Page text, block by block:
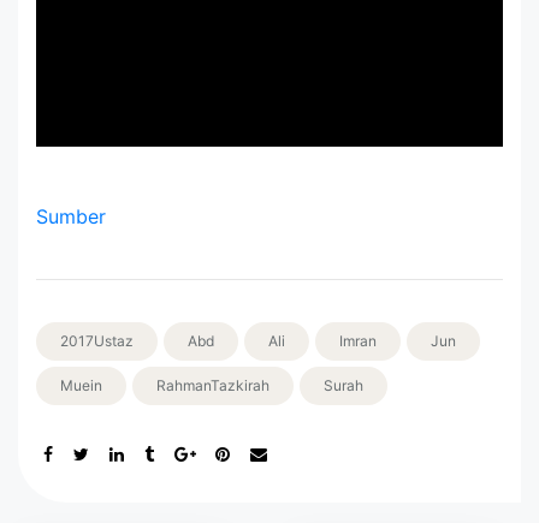
Sumber
2017Ustaz Abd Ali Imran Jun
Muein RahmanTazkirah Surah